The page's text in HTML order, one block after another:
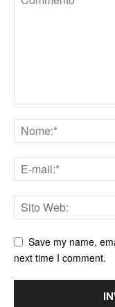
Save my name,
next time I comment.